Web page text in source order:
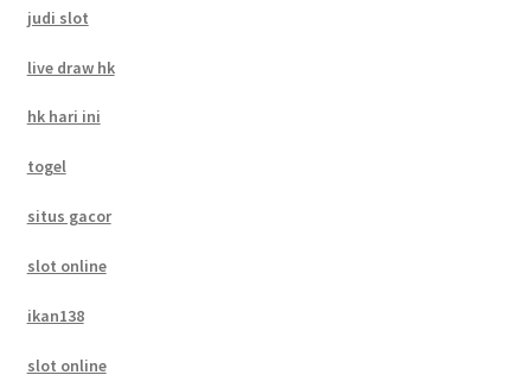
judi slot
live draw hk
hk hari ini
togel
situs gacor
slot online
ikan138
slot online